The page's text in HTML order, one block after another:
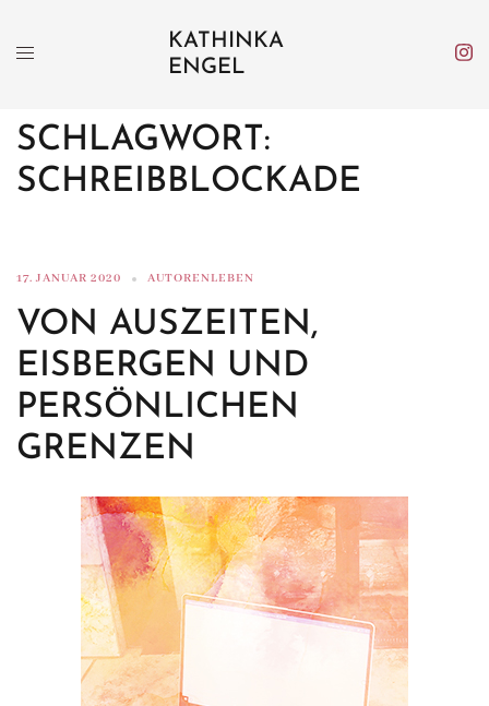
Inhalt
KATHINKA
ENGEL
SCHLAGWORT:
SCHREIBBLOCKADE
17. JANUAR 2020 AUTORENLEBEN
VON AUSZEITEN,
EISBERGEN UND
PERSÖNLICHEN
GRENZEN